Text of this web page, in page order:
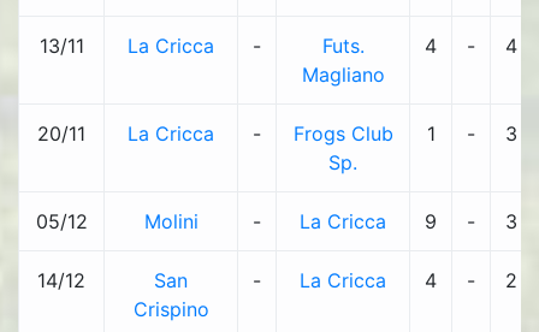
13/11 La Cricca -
Futs.
Magliano
4 - 4
20/11 La Cricca -
Frogs Club
Sp.
1 - 3
05/12 Molini - La Cricca 9 - 3
14/12
San
Crispino
- La Cricca 4 - 2